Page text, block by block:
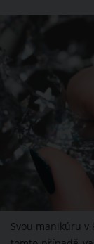
Svou manikúru v